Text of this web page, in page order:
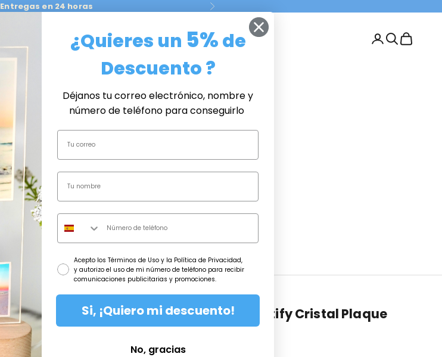
Entregas en 24 horas Siguiente
Para Parejas ❣️NosotrosContacto Buscar
Cesta
Bloque Spotify Cristal Plaque
¿Quieres un 5%de
Descuento ?
Déjanos tu correo electrónico, nombre y
número de teléfono para conseguirlo
consentimiento
Acepto los Términos de Uso y la Política de Privacidad,
y autorizo el uso de mi número de teléfono para recibir
comunicaciones publicitarias y promociones.
Si, ¡Quiero mi descuento!
No, gracias